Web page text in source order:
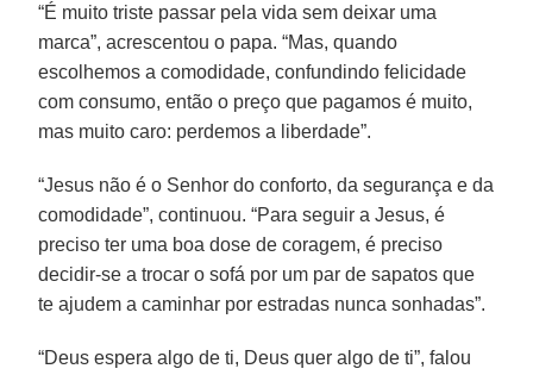
“É muito triste passar pela vida sem deixar uma
marca”, acrescentou o papa. “Mas, quando
escolhemos a comodidade, confundindo felicidade
com consumo, então o preço que pagamos é muito,
mas muito caro: perdemos a liberdade”.
“Jesus não é o Senhor do conforto, da segurança e da
comodidade”, continuou. “Para seguir a Jesus, é
preciso ter uma boa dose de coragem, é preciso
decidir-se a trocar o sofá por um par de sapatos que
te ajudem a caminhar por estradas nunca sonhadas”.
“Deus espera algo de ti, Deus quer algo de ti”, falou